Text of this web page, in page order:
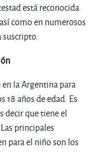
está reconocida
como en numerosos
suscripto.
la Argentina para
18 años de edad. Es
decir que tiene el
principales
para el niño son los